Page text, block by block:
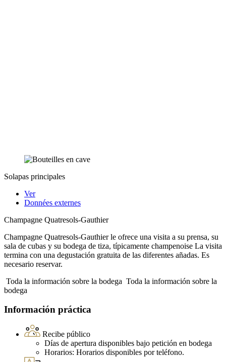
Solapas principales
Ver
Données externes
Champagne Quatresols-Gauthier
Champagne Quatresols-Gauthier le ofrece una visita a su prensa, su
sala de cubas y su bodega de tiza, típicamente champenoise La visita
termina con una degustación gratuita de las diferentes añadas. Es
necesario reservar.
Toda la información sobre la bodega Toda la información sobre la
bodega
Información práctica
Recibe público
Días de apertura disponibles bajo petición en bodega
Horarios: Horarios disponibles por teléfono.